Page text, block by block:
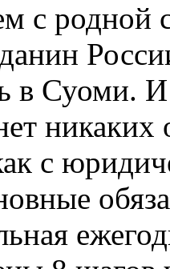
с родной
в Суоми. И
с